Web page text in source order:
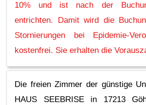
10% und ist nach der
entrichten. Damit wird die
Stornierungen bei Epidemie-
kostenfrei. Sie erhalten die
Die freien Zimmer der günstige
HAUS SEEBRISE in 17213